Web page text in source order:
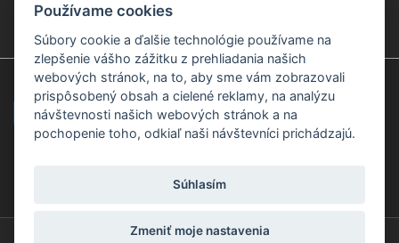
Gemmoterapia
Nakupuj bezpečne Veľkoobchod
Kamenné predajne
Považská Bystrica v Kauflande Považská Bystrica Mpark
Žilina Čadca
Záruka kvality
Používame cookies
Súbory cookie a ďalšie technológie používame na
zlepšenie vášho zážitku z prehliadania našich
webových stránok, na to, aby sme vám zobrazovali
prispôsobený obsah a cielené reklamy, na analýzu
návštevnosti našich webových stránok a na
pochopenie toho, odkiaľ naši návštevníci prichádzajú.
Súhlasím
Zmeniť moje nastavenia